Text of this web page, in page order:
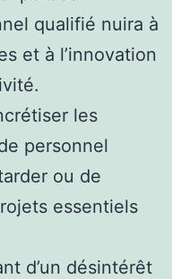
qualifié nuira à
et à l’innovation
les
personnel
ou de
essentiels
d’un désintérêt